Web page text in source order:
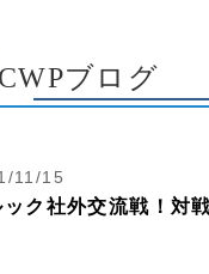
CWPブログ
11/15
ック社外交流戦！対